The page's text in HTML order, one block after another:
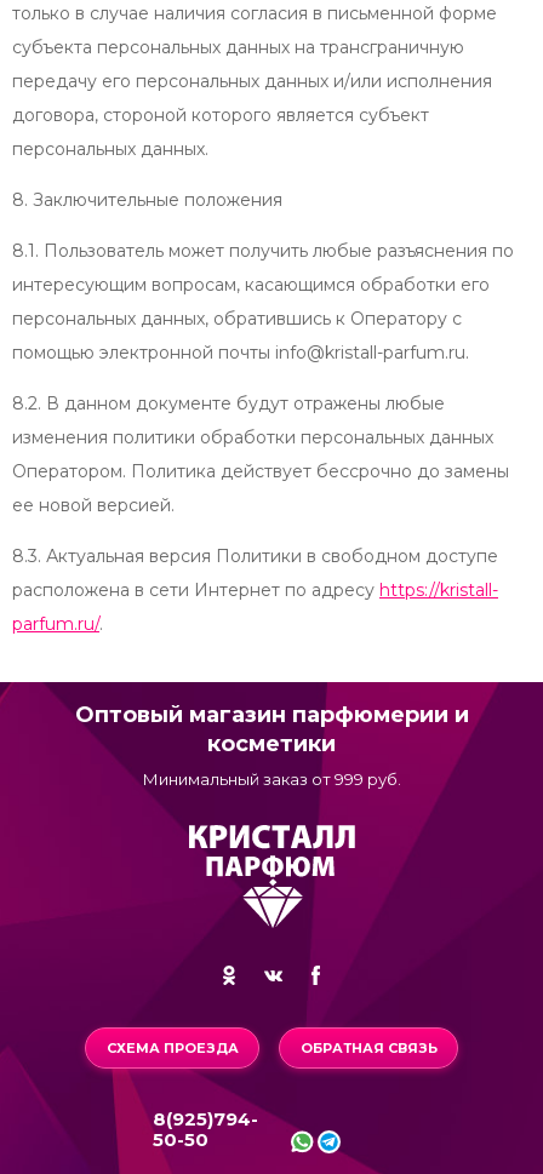
только в случае наличия согласия в письменной форме
субъекта персональных данных на трансграничную
передачу его персональных данных и/или исполнения
договора, стороной которого является субъект
персональных данных.
8. Заключительные положения
8.1. Пользователь может получить любые разъяснения по
интересующим вопросам, касающимся обработки его
персональных данных, обратившись к Оператору с
помощью электронной почты info@kristall-parfum.ru.
8.2. В данном документе будут отражены любые
изменения политики обработки персональных данных
Оператором. Политика действует бессрочно до замены
ее новой версией.
8.3. Актуальная версия Политики в свободном доступе
расположена в сети Интернет по адресу https://kristall-
parfum.ru/.
Оптовый магазин парфюмерии и
косметики
Минимальный заказ от 999 руб.
СХЕМА ПРОЕЗДА ОБРАТНАЯ СВЯЗЬ
8(925)794-
50-50